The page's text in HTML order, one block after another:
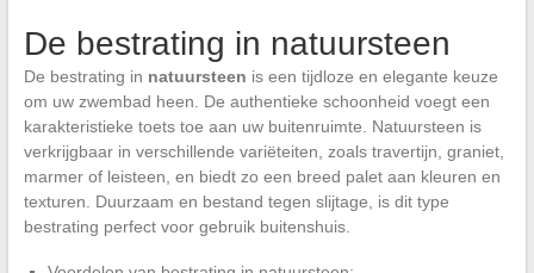
De bestrating in natuursteen
De bestrating in natuursteen is een tijdloze en elegante keuze
om uw zwembad heen. De authentieke schoonheid voegt een
karakteristieke toets toe aan uw buitenruimte. Natuursteen is
verkrijgbaar in verschillende variëteiten, zoals travertijn, graniet,
marmer of leisteen, en biedt zo een breed palet aan kleuren en
texturen. Duurzaam en bestand tegen slijtage, is dit type
bestrating perfect voor gebruik buitenshuis.